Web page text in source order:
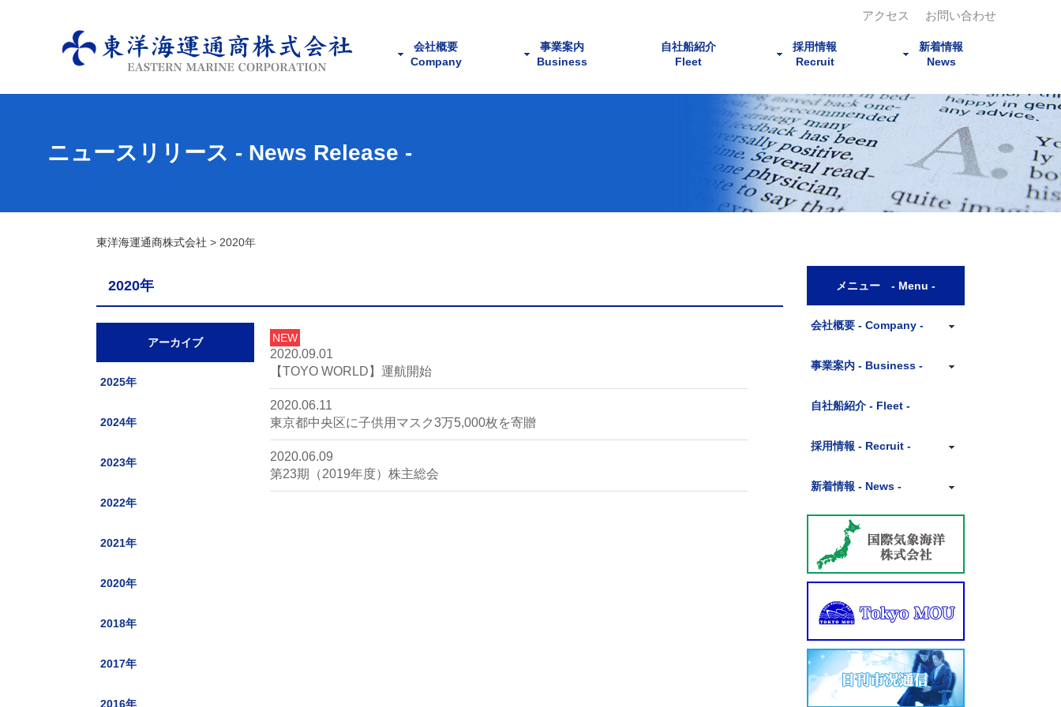
お問い合わせ
アクセス
新着情報
News
ニュースリリース
コラム
採用情報
Recruit
募集事項
社員インタビュー
サークル活動
自社船紹介
Fleet
事業案内
Business
代理
用船
運航
貿易
船舶売買
会社概要
Company
社長挨拶
沿革
組織図
アクセス
ニュースリリース - News Release -
東洋海運通商株式会社 > 2020年
2020年
アーカイブ
2025年
2024年
2023年
2022年
2021年
2020年
2018年
2017年
2016年
NEW
2020.09.01
【TOYO WORLD】運航開始
2020.06.11
東京都中央区に子供用マスク3万5,000枚を寄贈
2020.06.09
第23期（2019年度）株主総会
メニュー - Menu -
会社概要 - Company -
社長挨拶
沿革
組織図
アクセス
事業案内 - Business -
代理
用船
運航
船舶売買
自社船紹介 - Fleet -
採用情報 - Recruit -
募集事項
社員インタビュー
サークル活動
新着情報 - News -
ニュースリリース
コラム